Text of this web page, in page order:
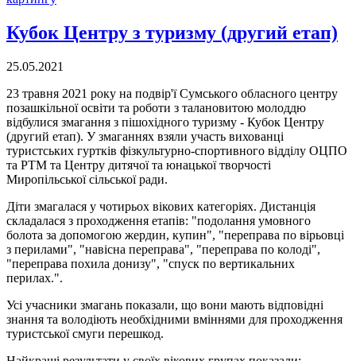
Кубок Центру з туризму (другий етап)
25.05.2021
23 травня 2021 року на подвір'ї Сумського обласного центру
позашкільної освіти та роботи з талановитою молоддю
відбулися змагання з пішохідного туризму - Кубок Центру
(другий етап). У змаганнях взяли участь вихованці
туристських гуртків фізкультурно-спортивного відділу ОЦПО
та РТМ та Центру дитячої та юнацької творчості
Миропільської сільської ради.
Діти змагалася у чотирьох вікових категоріях. Дистанція
складалася з проходження етапів: "подолання умовного
болота за допомогою жердин, купин", "переправа по вірьовці
з перилами", "навісна переправа", "переправа по колоді",
"переправа похила донизу", "спуск по вертикальних
перилах.".
Усі учасники змагань показали, що вони мають відповідні
знання та володіють необхідними вміннями для проходження
туристської смуги перешкод.